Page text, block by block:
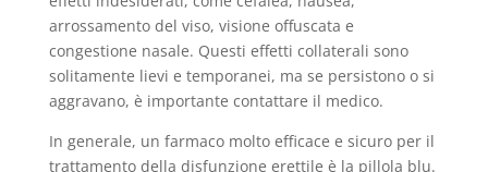
arrossamento del viso, visione offuscata e
congestione nasale. Questi effetti collaterali sono
solitamente lievi e temporanei, ma se persistono o si
aggravano, è importante contattare il medico.
In generale, un farmaco molto efficace e sicuro per il
trattamento della disfunzione erettile è la pillola blu.